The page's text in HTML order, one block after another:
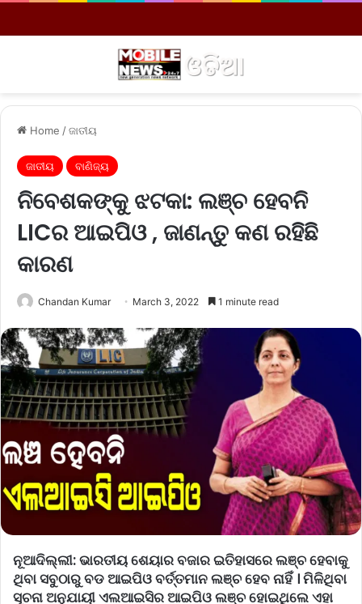
Home /ଜାତୀୟ
ଜାତୀୟ ବାଣିଜ୍ୟ
ନିବେଶକଙ୍କୁ ଝଟକା: ଲଞ୍ଚ ହେବନି
LICର ଆଇପିଓ , ଜାଣନ୍ତୁ କଣ ରହିଛି
କାରଣ
Chandan Kumar March 3, 2022 1 minute read
ନୂଆଦିଲ୍ଲୀ:ଭାରତୀୟ ଶେୟାର ବଜାର ଇତିହାସରେ ଲଞ୍ଚ ହେବାକୁ
ଥିବା ସବୁଠାରୁ ବଡ ଆଇପିଓ ବର୍ତ୍ତମାନ ଲଞ୍ଚ ହେବ ନାହିଁ । ମିଳିଥିବା
ସୂଚନା ଅନୁଯାୟୀ ଏଲଆଇସିର ଆଇପିଓ ଲଞ୍ଚ ହୋଇଥିଲେ ଏହା